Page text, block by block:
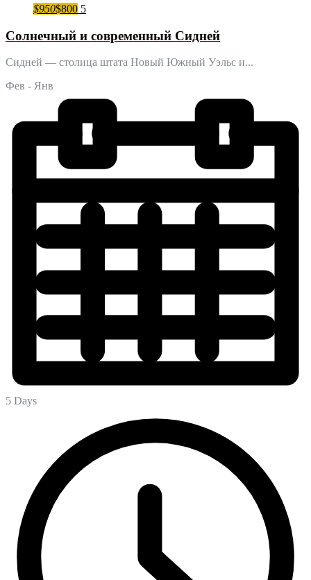
$950$800 5
Cолнечный и современный Сидней
Сидней — столица штата Новый Южный Уэльс и...
Фев - Янв
5 Days